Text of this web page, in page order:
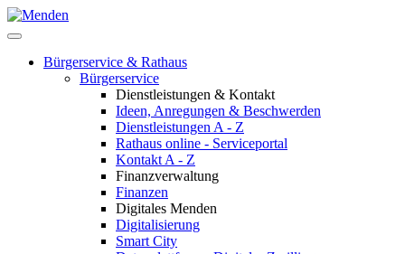
Bürgerservice & Rathaus
Bürgerservice
Dienstleistungen & Kontakt
Ideen, Anregungen & Beschwerden
Dienstleistungen A - Z
Rathaus online - Serviceportal
Kontakt A - Z
Finanzverwaltung
Finanzen
Digitales Menden
Digitalisierung
Smart City